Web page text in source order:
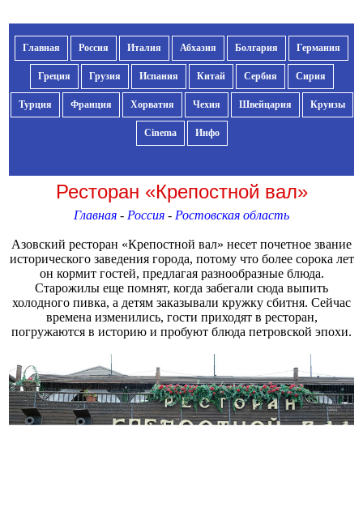
Главная Россия Италия Абхазия Болгария Германия
Греция Грузия Испания Китай Сербия Сирия
Турция Франция Хорватия Чехия Швейцария Круизы
Cinema Инфо
Ресторан «Крепостной вал»
Главная - Россия - Ростовская область
Азовский ресторан «Крепостной вал» несет почетное звание
исторического заведения города, потому что более сорока лет
он кормит гостей, предлагая разнообразные блюда.
Старожилы еще помнят, когда забегали сюда выпить
холодного пивка, а детям заказывали кружку сбитня. Сейчас
времена изменились, гости приходят в ресторан,
погружаются в историю и пробуют блюда петровской эпохи.